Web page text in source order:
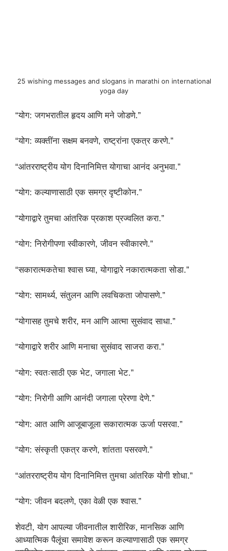
25 wishing messages and slogans in marathi on international
yoga day
“योग: जगभरातील हृदय आणि मने जोडणे.”
“योग: व्यक्तींना सक्षम बनवणे, राष्ट्रांना एकत्र करणे.”
“आंतरराष्ट्रीय योग दिनानिमित्त योगाचा आनंद अनुभवा.”
“योग: कल्याणासाठी एक समग्र दृष्टीकोन.”
“योगाद्वारे तुमचा आंतरिक प्रकाश प्रज्वलित करा.”
“योग: निरोगीपणा स्वीकारणे, जीवन स्वीकारणे.”
“सकारात्मकतेचा श्वास घ्या, योगाद्वारे नकारात्मकता सोडा.”
“योग: सामर्थ्य, संतुलन आणि लवचिकता जोपासणे.”
“योगासह तुमचे शरीर, मन आणि आत्मा सुसंवाद साधा.”
“योगाद्वारे शरीर आणि मनाचा सुसंवाद साजरा करा.”
“योग: स्वतःसाठी एक भेट, जगाला भेट.”
“योग: निरोगी आणि आनंदी जगाला प्रेरणा देणे.”
“योग: आत आणि आजूबाजूला सकारात्मक ऊर्जा पसरवा.”
“योग: संस्कृती एकत्र करणे, शांतता पसरवणे.”
“आंतरराष्ट्रीय योग दिनानिमित्त तुमचा आंतरिक योगी शोधा.”
“योग: जीवन बदलणे, एका वेळी एक श्वास.”
शेवटी, योग आपल्या जीवनातील शारीरिक, मानसिक आणि
आध्यात्मिक पैलूंचा समावेश करून कल्याणासाठी एक समग्र